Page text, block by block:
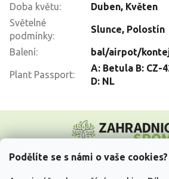
Podělíte se s námi o vaše cookies?
Doba květu: Duben, Květen
Světelné
podmínky:
Slunce, Polostín
Balení: bal/airpot/
Plant Passport:
A: Betula B: CZ-
D: NL
p